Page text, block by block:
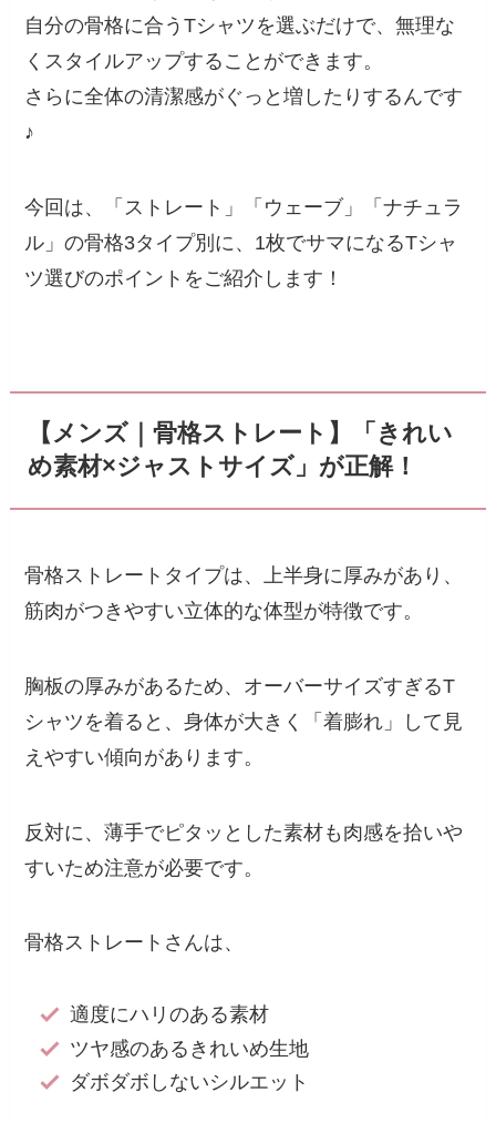
自分の骨格に合うTシャツを選ぶだけで、無理な
くスタイルアップすることができます。
さらに全体の清潔感がぐっと増したりするんです
♪
今回は、「ストレート」「ウェーブ」「ナチュラ
ル」の骨格3タイプ別に、1枚でサマになるTシャ
ツ選びのポイントをご紹介します！
【メンズ｜骨格ストレート】「きれい
め素材×ジャストサイズ」が正解！
骨格ストレートタイプは、上半身に厚みがあり、
筋肉がつきやすい立体的な体型が特徴です。
胸板の厚みがあるため、オーバーサイズすぎるT
シャツを着ると、身体が大きく「着膨れ」して見
えやすい傾向があります。
反対に、薄手でピタッとした素材も肉感を拾いや
すいため注意が必要です。
骨格ストレートさんは、
適度にハリのある素材
ツヤ感のあるきれいめ生地
ダボダボしないシルエット